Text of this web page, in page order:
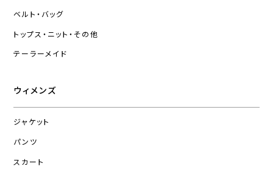
ベルト・バッグ
トップス・ニット・その他
テーラーメイド
ウィメンズ
ジャケット
パンツ
スカート